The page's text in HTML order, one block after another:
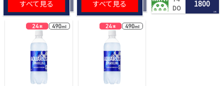
すべて見る すべて見る
DO
1800
LRC